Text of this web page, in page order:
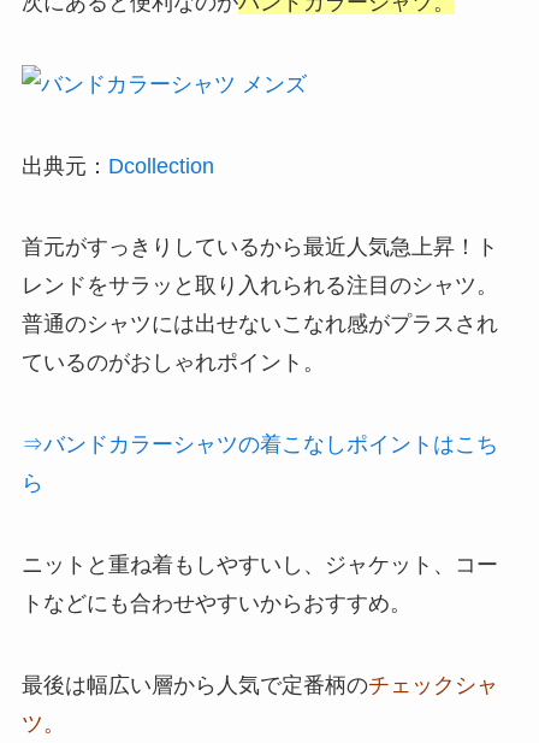
出典元： Dcollection
首元がすっきりしているから最近人気急上昇！ト
レンドをサラッと取り入れられる注目のシャツ。
普通のシャツには出せないこなれ感がプラスされ
ているのがおしゃれポイント。
⇒バンドカラーシャツの着こなしポイントはこち
ら
ニットと重ね着もしやすいし、ジャケット、コー
トなどにも合わせやすいからおすすめ。
最後は幅広い層から人気で定番柄のチェックシャ
ツ。